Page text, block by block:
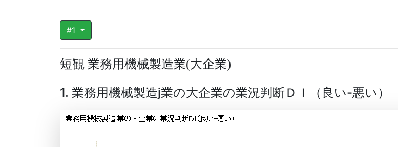
#1
短観 業務用機械製造業(大企業)
1. 業務用機械製造j業の大企業の業況判断ＤＩ（良い-悪い）